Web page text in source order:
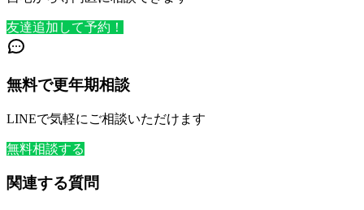
友達追加して予約！
無料で更年期相談
LINEで気軽にご相談いただけます
無料相談する
関連する質問